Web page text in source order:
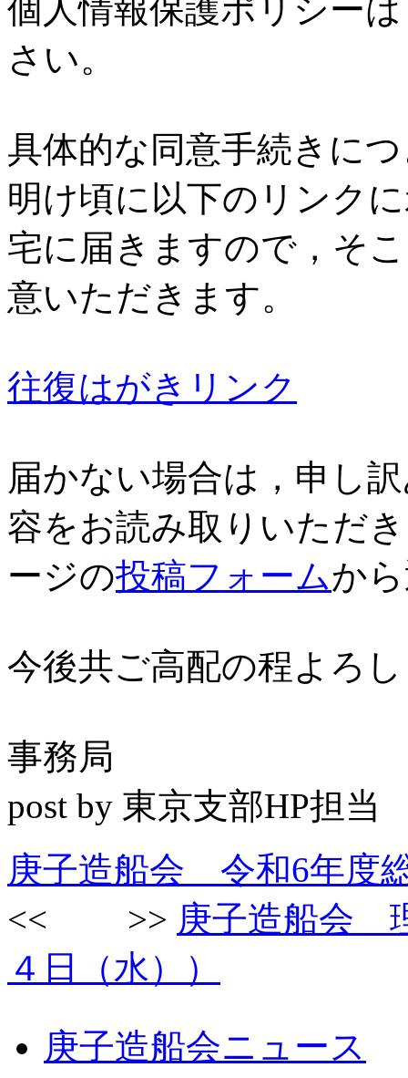
個人情報保護ポリシー
さい。
具体的な同意手続きに
明け頃に以下のリンク
宅に届きますので，そ
意いただきます。
往復はがきリンク
届かない場合は，申し
容をお読み取りいただ
ージの投稿フォームか
今後共ご高配の程よろ
事務局
post by 東京支部HP担当
庚子造船会 令和6年度
<< >> 庚子造船会
４日（水））
庚子造船会ニュース